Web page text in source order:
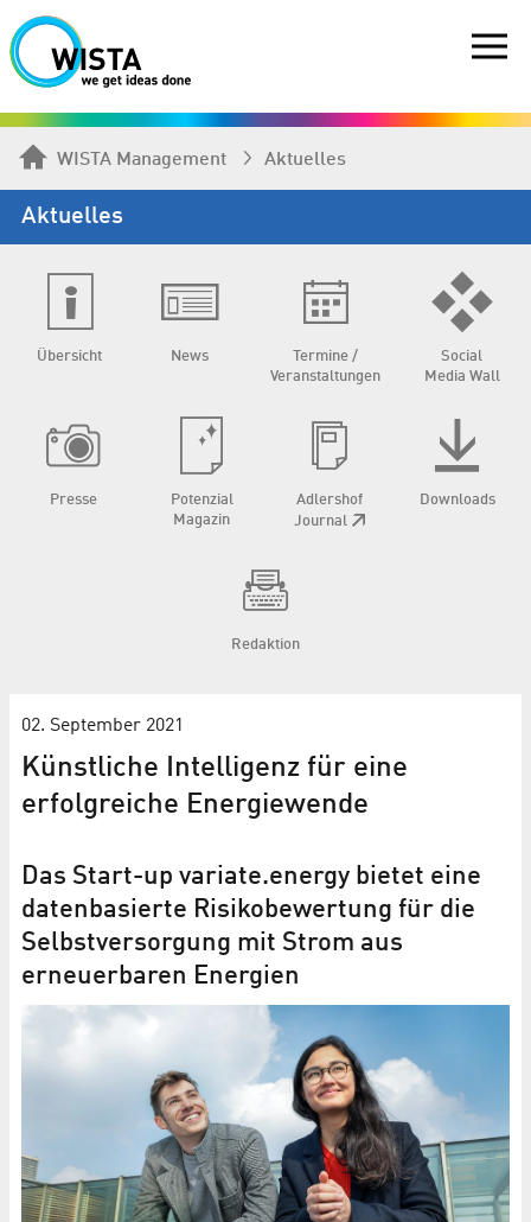
WISTA Management Aktuelles
Aktuelles
Übersicht News
Termine /
Veranstaltungen
Social
Media Wall
Presse
Potenzial
Magazin
Adlershof
Journal
Downloads
Redaktion
02. September 2021
Künstliche Intelligenz für eine
erfolgreiche Energiewende
Das Start-up variate.energy bietet eine
datenbasierte Risikobewertung für die
Selbstversorgung mit Strom aus
erneuerbaren Energien